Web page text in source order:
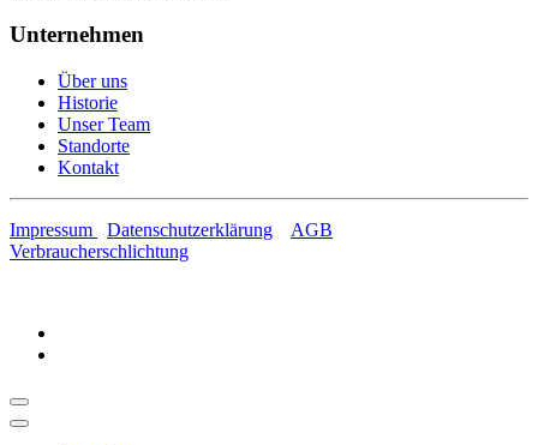
Unternehmen
Über uns
Historie
Unser Team
Standorte
Kontakt
Impressum Datenschutzerklärung
AGB
Verbraucherschlichtung